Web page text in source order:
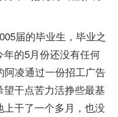
届的毕业生 ，毕业之
的5月份还没有任何
阿凌通过一份招工广告
干点苦力活挣些最基
干了一个多月，也没